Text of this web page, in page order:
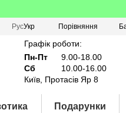
РусУкр Порівняння
Графік роботи:
Пн-Пт
9.00-18.00
Сб
10.00-16.00
Київ, Протасів Яр 8
Подарунки